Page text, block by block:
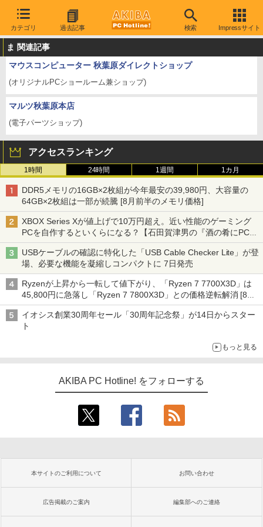
カテゴリ 過去記事 検索 Impressサイト
ま 関連記事
マウスコンピューター 秋葉原ダイレクトショップ
(オリジナルPCショールーム兼ショップ)
マルツ秋葉原本店
(電子パーツショップ)
アクセスランキング
1時間 24時間 1週間 1カ月
DDR5メモリの16GB×2枚組が今年最安の39,980円、大容量の
64GB×2枚組は一部が続騰 [8月前半のメモリ価格]
XBOX Series Xが値上げで10万円超え。近い性能のゲーミング
PCを自作するといくらになる？【石田賀津男の『酒の肴にPCゲ
ーム』】
USBケーブルの確認に特化した「USB Cable Checker Lite」が登
場、必要な機能を凝縮しコンパクトに 7日発売
Ryzenが上昇から一転して値下がり、「Ryzen 7 7700X3D」は
45,800円に急落し「Ryzen 7 7800X3D」との価格逆転解消 [8月
前半のCPU価格]
イオシス創業30周年セール「30周年記念祭」が14日からスター
ト
もっと見る
AKIBA PC Hotline! をフォローする
本サイトのご利用について お問い合わせ
広告掲載のご案内 編集部へのご連絡